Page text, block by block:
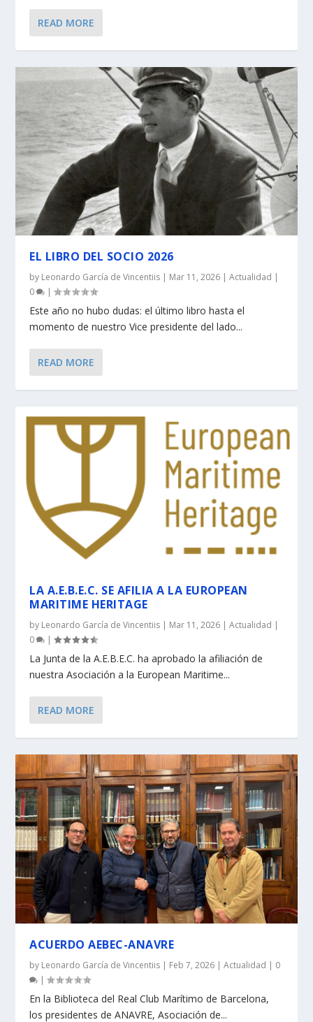
READ MORE
EL LIBRO DEL SOCIO 2026
by Leonardo García de Vincentiis Mar 11, 2026 |Actualidad
0
|
Este año no hubo dudas: el último libro hasta el
momento de nuestro Vice presidente del lado...
READ MORE
LA A.E.B.E.C. SE AFILIA A LA EUROPEAN
MARITIME HERITAGE
by Leonardo García de Vincentiis | Mar 11, 2026 |Actualidad |
0
|
La Junta de la A.E.B.E.C. ha aprobado la afiliación de
nuestra Asociación a la European Maritime...
READ MORE
ACUERDO AEBEC-ANAVRE
by Leonardo García de Vincentiis | Feb 7, 2026 |Actualidad | 0
|
En la Biblioteca del Real Club Marítimo de Barcelona,
los presidentes de ANAVRE, Asociación de...